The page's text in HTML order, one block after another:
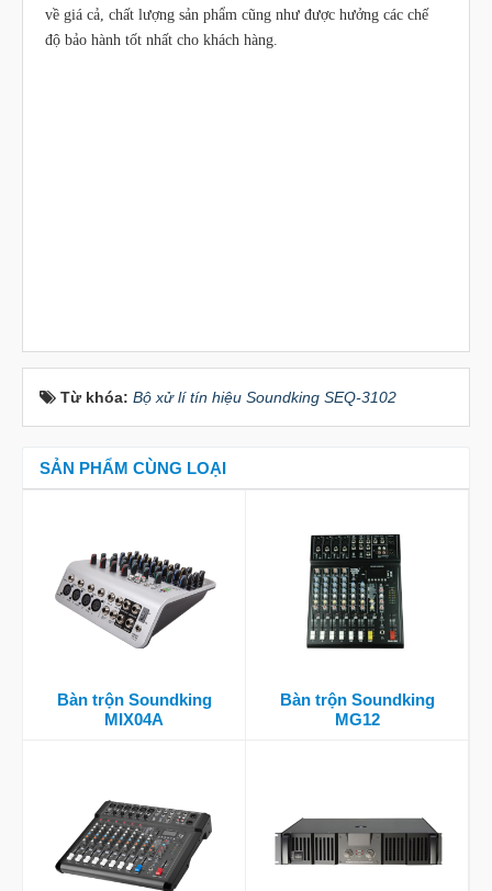
về giá cả, chất lượng sản phẩm cũng như được hưởng các chế
độ bảo hành tốt nhất cho khách hàng.
Từ khóa: Bộ xử lí tín hiệu Soundking SEQ-3102
SẢN PHẨM CÙNG LOẠI
Bàn trộn Soundking
MIX04A
Bàn trộn Soundking
MG12